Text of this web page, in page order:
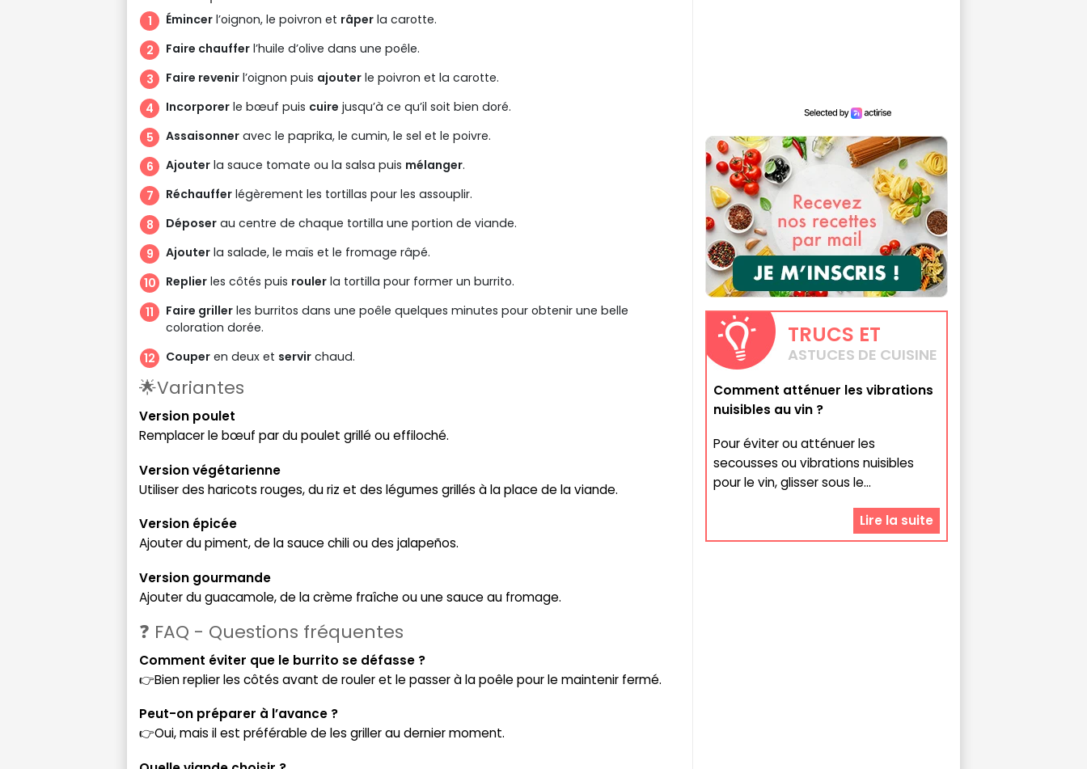
Émincer l’oignon, le poivron et râper la carotte.
Faire chauffer l’huile d’olive dans une poêle.
Faire revenir l’oignon puis ajouter le poivron et la carotte.
Incorporer le bœuf puis cuire jusqu’à ce qu’il soit bien doré.
Assaisonner avec le paprika, le cumin, le sel et le poivre.
Ajouter la sauce tomate ou la salsa puis mélanger.
Réchauffer légèrement les tortillas pour les assouplir.
Déposer au centre de chaque tortilla une portion de viande.
Ajouter la salade, le maïs et le fromage râpé.
Replier les côtés puis rouler la tortilla pour former un burrito.
Faire griller les burritos dans une poêle quelques minutes pour obtenir une belle
coloration dorée.
Couper en deux et servir chaud.
🌟Variantes
Version poulet
Remplacer le bœuf par du poulet grillé ou effiloché.
Version végétarienne
Utiliser des haricots rouges, du riz et des légumes grillés à la place de la viande.
Version épicée
Ajouter du piment, de la sauce chili ou des jalapeños.
Version gourmande
Ajouter du guacamole, de la crème fraîche ou une sauce au fromage.
❓ FAQ - Questions fréquentes
Comment éviter que le burrito se défasse ?
👉Bien replier les côtés avant de rouler et le passer à la poêle pour le maintenir fermé.
Peut-on préparer à l’avance ?
👉Oui, mais il est préférable de les griller au dernier moment.
TRUCS ET
ASTUCES DE CUISINE
Comment atténuer les vibrations
nuisibles au vin ?
Pour éviter ou atténuer les
secousses ou vibrations nuisibles
pour le vin, glisser sous le...
Lire la suite